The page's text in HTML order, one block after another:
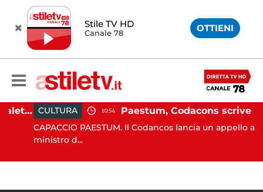
Stile TV HD
Canale 78 OTTIENI
Martina Carbonaro, braccialetto elettronico per i genitori della 14enne uccisa dall'ex CULTURA 10:54 Paestum, Codacons scrive al ministro Giuli: "Rilanciare scavi dell'Anfiteatro nell'area archeologica"
CAPACCIO PAESTUM. Il Codancos lancia un appello al
ministro d...